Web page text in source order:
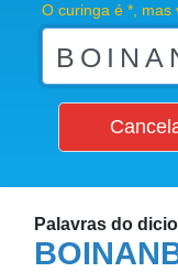
O curinga é *, mas
Palavras do